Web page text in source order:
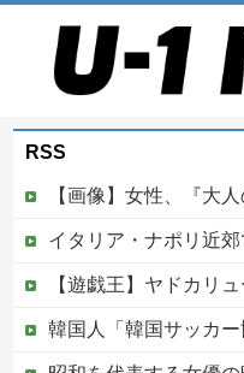
RSS
【画像】女性、『大人のおも
イタリア・ナポリ近郊で過去
【遊戯王】ヤドカリ
韓国人「韓国サッカー協会、外国人審判に“性接待”報道・・・」→